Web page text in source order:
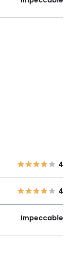
4
4
Impeccable